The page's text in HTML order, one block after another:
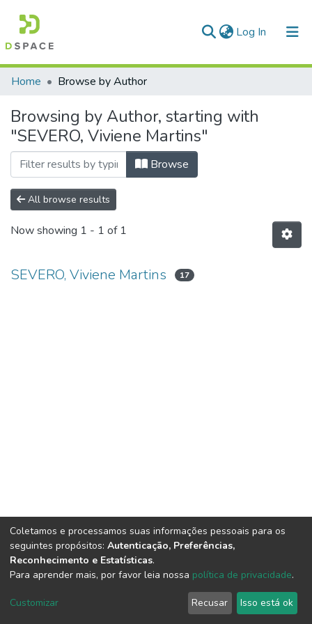
Log In (current)
Communities & Collections
All of DSpace
Home Browse by Author
Browsing by Author, starting with
"SEVERO, Viviene Martins"
Browse
All browse results
Now showing 1 - 1 of 1
SEVERO, Viviene Martins 17
DSpace software copyright © 2002-2026 LYRASIS
Cookie
End User
Agreement
Send
Feedback
Coletamos e processamos suas informações pessoais para os
seguintes propósitos: Autenticação, Preferências,
Reconhecimento e Estatísticas.
Para aprender mais, por favor leia nossa política de privacidade.
Customizar Recusar Isso está ok